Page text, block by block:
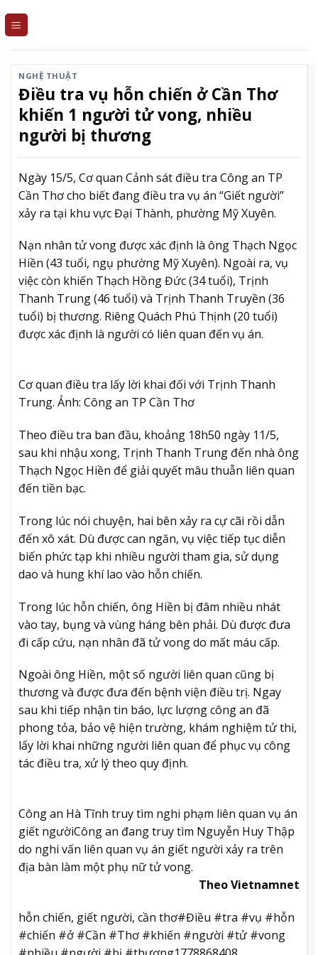
NGHỆ THUẬT
Điều tra vụ hỗn chiến ở Cần Thơ
khiến 1 người tử vong, nhiều
người bị thương
Ngày 15/5, Cơ quan Cảnh sát điều tra Công an TP
Cần Thơ cho biết đang điều tra vụ án “Giết người”
xảy ra tại khu vực Đại Thành, phường Mỹ Xuyên.
Nạn nhân tử vong được xác định là ông Thạch Ngọc
Hiền (43 tuổi, ngụ phường Mỹ Xuyên). Ngoài ra, vụ
việc còn khiến Thạch Hồng Đức (34 tuổi), Trịnh
Thanh Trung (46 tuổi) và Trịnh Thanh Truyền (36
tuổi) bị thương. Riêng Quách Phú Thịnh (20 tuổi)
được xác định là người có liên quan đến vụ án.
Cơ quan điều tra lấy lời khai đối với Trịnh Thanh
Trung. Ảnh: Công an TP Cần Thơ
Theo điều tra ban đầu, khoảng 18h50 ngày 11/5,
sau khi nhậu xong, Trịnh Thanh Trung đến nhà ông
Thạch Ngọc Hiền để giải quyết mâu thuẫn liên quan
đến tiền bạc.
Trong lúc nói chuyện, hai bên xảy ra cự cãi rồi dẫn
đến xô xát. Dù được can ngăn, vụ việc tiếp tục diễn
biến phức tạp khi nhiều người tham gia, sử dụng
dao và hung khí lao vào hỗn chiến.
Trong lúc hỗn chiến, ông Hiền bị đâm nhiều nhát
vào tay, bụng và vùng háng bên phải. Dù được đưa
đi cấp cứu, nạn nhân đã tử vong do mất máu cấp.
Ngoài ông Hiền, một số người liên quan cũng bị
thương và được đưa đến bệnh viện điều trị. Ngay
sau khi tiếp nhận tin báo, lực lượng công an đã
phong tỏa, bảo vệ hiện trường, khám nghiệm tử thi,
lấy lời khai những người liên quan để phục vụ công
tác điều tra, xử lý theo quy định.
Công an Hà Tĩnh truy tìm nghi phạm liên quan vụ án
giết ngườiCông an đang truy tìm Nguyễn Huy Thập
do nghi vấn liên quan vụ án giết người xảy ra trên
địa bàn làm một phụ nữ tử vong.
Theo Vietnamnet
hỗn chiến, giết người, cần thơ#Điều #tra #vụ #hỗn
#chiến #ở #Cần #Thơ #khiến #người #tử #vong